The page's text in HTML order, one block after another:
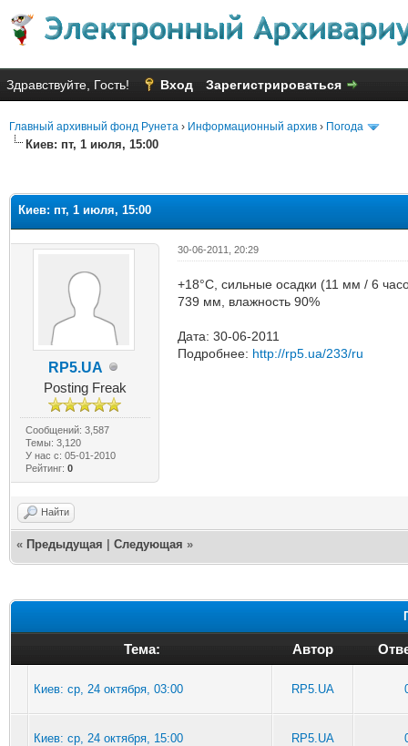
Здравствуйте, Гость! Вход Зарегистрироваться
Главный архивный фонд Рунета › Информационный архив › Погода
Киев: пт, 1 июля, 15:00
Киев: пт, 1 июля, 15:00
RP5.UA
Posting Freak
Сообщений: 3,587
Темы: 3,120
У нас с: 05-01-2010
Рейтинг: 0
30-06-2011, 20:29
+18°C, сильные осадки (11 мм / 6
739 мм, влажность 90%
Дата: 30-06-2011
Подробнее: http://rp5.ua/233/ru
Найти
« Предыдущая Следующая »
Тема: Автор
Киев: ср, 24 октября, 03:00 RP5.UA
Киев: ср, 24 октября, 15:00 RP5.UA